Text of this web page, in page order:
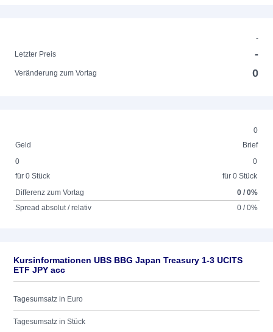
-
Letzter Preis
-
Veränderung zum Vortag 0
0
Geld
Brief
0
für 0 Stück
0
für 0 Stück
Differenz zum Vortag
0 / 0%
Spread absolut / relativ
0 / 0%
Kursinformationen UBS BBG Japan Treasury 1-3 UCITS
ETF JPY acc
Tagesumsatz in Euro
Tagesumsatz in Stück